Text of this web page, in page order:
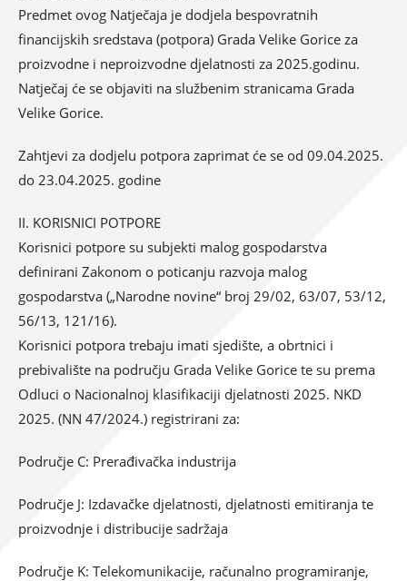
Predmet ovog Natječaja je dodjela bespovratnih
financijskih sredstava (potpora) Grada Velike Gorice za
proizvodne i neproizvodne djelatnosti za 2025.godinu.
Natječaj će se objaviti na službenim stranicama Grada
Velike Gorice.
Zahtjevi za dodjelu potpora zaprimat će se od 09.04.2025.
do 23.04.2025. godine
II. KORISNICI POTPORE
Korisnici potpore su subjekti malog gospodarstva
definirani Zakonom o poticanju razvoja malog
gospodarstva („Narodne novine“ broj 29/02, 63/07, 53/12,
56/13, 121/16).
Korisnici potpora trebaju imati sjedište, a obrtnici i
prebivalište na području Grada Velike Gorice te su prema
Odluci o Nacionalnoj klasifikaciji djelatnosti 2025. NKD
2025. (NN 47/2024.) registrirani za:
Područje C: Prerađivačka industrija
Područje J: Izdavačke djelatnosti, djelatnosti emitiranja te
proizvodnje i distribucije sadržaja
Područje K: Telekomunikacije, računalno programiranje,